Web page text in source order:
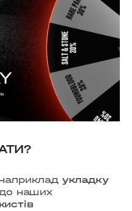
укладку
наших